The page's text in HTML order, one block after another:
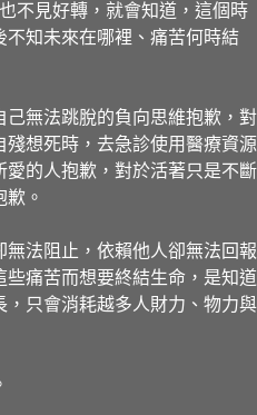
不見好轉，就會知道，這個時
不知未來在哪裡、痛苦何時結
無法跳脫的負向思維抱歉，對
想死時，去急診使用醫療資源
的人抱歉，對於活著只是不斷
。
法阻止，依賴他人卻無法回報
痛苦而想要終結生命，是知道
只會消耗越多人財力、物力與